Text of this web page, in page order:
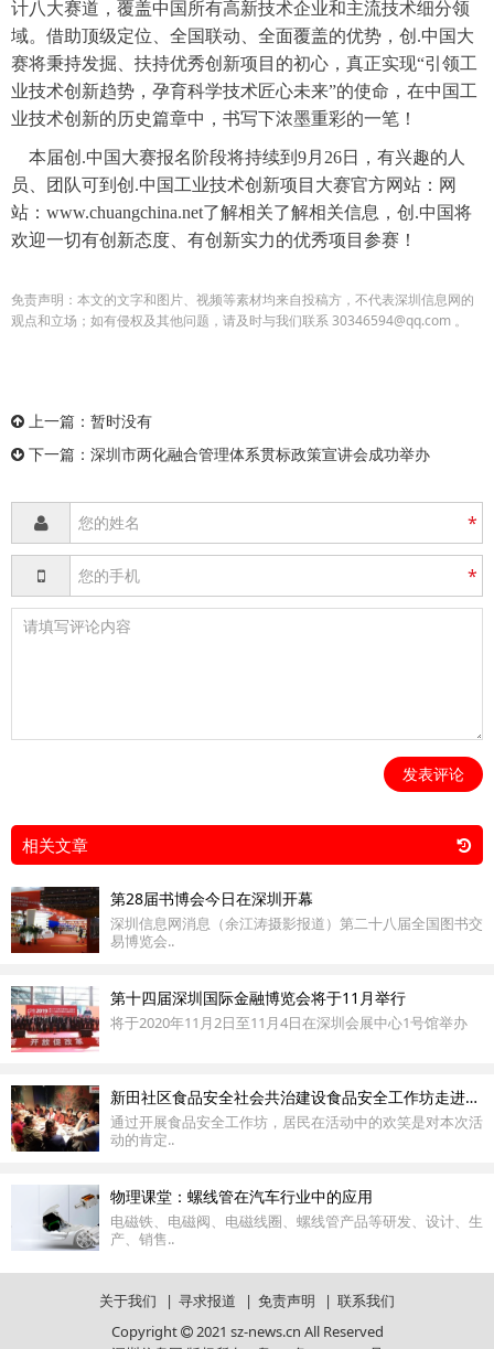
计八大赛道，覆盖中国所有高新技术企业和主流技术细分领
域。借助顶级定位、全国联动、全面覆盖的优势，创.中国大
赛将秉持发掘、扶持优秀创新项目的初心，真正实现“引领工
业技术创新趋势，孕育科学技术匠心未来”的使命，在中国工
业技术创新的历史篇章中，书写下浓墨重彩的一笔！
本届创 .中国大赛报名阶段将持续到9月26日，有兴趣的人
员、团队可到创.中国工业技术创新项目大赛官方网站：网
站：www.chuangchina.net了解相关了解相关信息，创.中国将
欢迎一切有创新态度、有创新实力的优秀项目参赛！
免责声明：本文的文字和图片、视频等素材均来自投稿方，不代表深圳信息网的
观点和立场；如有侵权及其他问题，请及时与我们联系 30346594@qq.com 。
上一篇：暂时没有
下一篇： 深圳市两化融合管理体系贯标政策宣讲会成功举办
*
*
发表评论
相关文章
第28届书博会今日在深圳开幕
深圳信息网消息（余江涛摄影报道）第二十八届全国图书交
易博览会..
第十四届深圳国际金融博览会将于11月举行
将于2020年11月2日至11月4日在深圳会展中心1号馆举办
新田社区食品安全社会共治建设食品安全工作坊走进星巴克
通过开展食品安全工作坊，居民在活动中的欢笑是对本次活
动的肯定..
物理课堂：螺线管在汽车行业中的应用
电磁铁、电磁阀、电磁线圈、螺线管产品等研发、设计、生
产、销售..
关于我们 | 寻求报道 | 免责声明 | 联系我们
Copyright
2021 sz-news.cn All Reserved